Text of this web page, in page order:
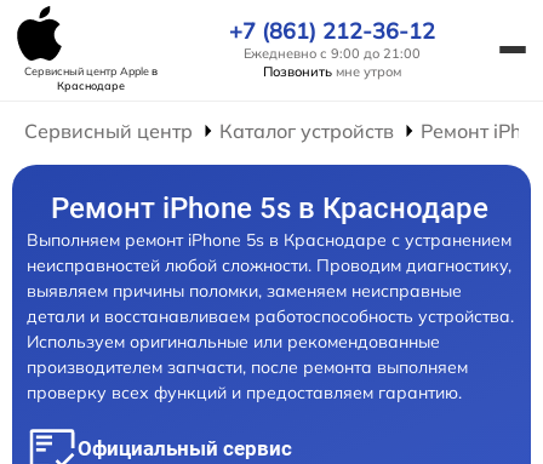
Сервисный центр Appleв
Краснодаре
+7 (861) 212-36-12
Ежедневно с 9:00 до 21:00
Позвонить мне утром
Сервисный центр Каталог устройств Ремонт
Ремонт iPhone 5s в Краснодаре
Выполняем ремонт iPhone 5s в Краснодаре с устранением
неисправностей любой сложности. Проводим диагностику,
выявляем причины поломки, заменяем неисправные
детали и восстанавливаем работоспособность устройства.
Используем оригинальные или рекомендованные
производителем запчасти, после ремонта выполняем
проверку всех функций и предоставляем гарантию.
Официальный сервис